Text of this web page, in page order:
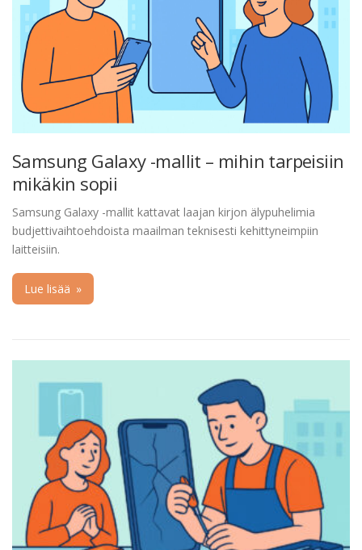
Samsung Galaxy -mallit – mihin tarpeisiin
mikäkin sopii
Samsung Galaxy -mallit kattavat laajan kirjon älypuhelimia
budjettivaihtoehdoista maailman teknisesti kehittyneimpiin
laitteisiin.
Lue lisää »